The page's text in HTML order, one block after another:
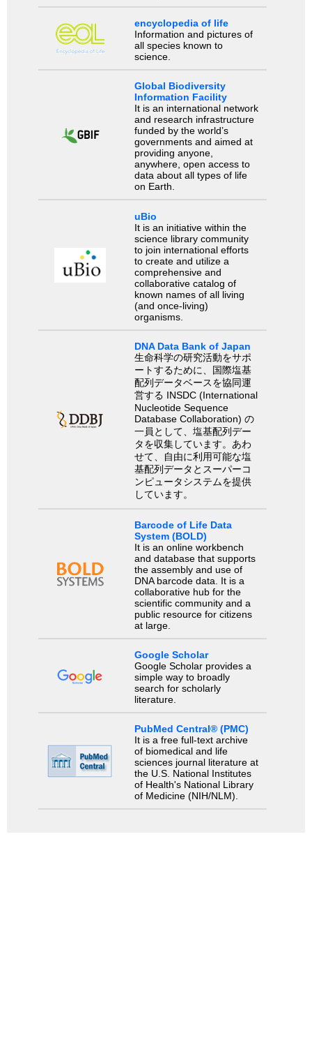
encyclopedia of life
Information and pictures of
all species known to
science.
Global Biodiversity
Information Facility
It is an international network
and research infrastructure
funded by the world’s
governments and aimed at
providing anyone,
anywhere, open access to
data about all types of life
on Earth.
uBio
It is an initiative within the
science library community
to join international efforts
to create and utilize a
comprehensive and
collaborative catalog of
known names of all living
(and once-living)
organisms.
DNA Data Bank of Japan
生命科学の研究活動をサポ
ートするために、国際塩基
配列データベースを協同運
営する INSDC (International
Nucleotide Sequence
Database Collaboration) の
一員として、塩基配列デー
タを収集しています。あわ
せて、自由に利用可能な塩
基配列データとスーパーコ
ンピュータシステムを提供
しています。
Barcode of Life Data
System (BOLD)
It is an online workbench
and database that supports
the assembly and use of
DNA barcode data. It is a
collaborative hub for the
scientific community and a
public resource for citizens
at large.
Google Scholar
Google Scholar provides a
simple way to broadly
search for scholarly
literature.
PubMed Central® (PMC)
It is a free full-text archive
of biomedical and life
sciences journal literature at
the U.S. National Institutes
of Health's National Library
of Medicine (NIH/NLM).